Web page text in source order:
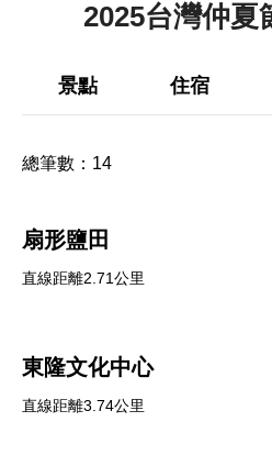
2025台灣仲夏
景點 住宿
總筆數： 14
扇形鹽田
直線距離2.71公里
東隆文化中心
直線距離3.74公里